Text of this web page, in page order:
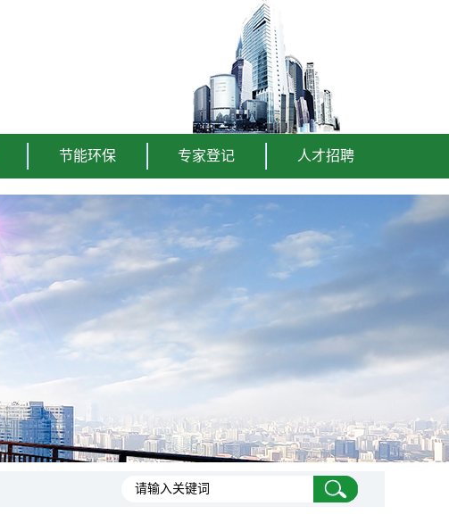
节能环保 专家登记 人才招聘